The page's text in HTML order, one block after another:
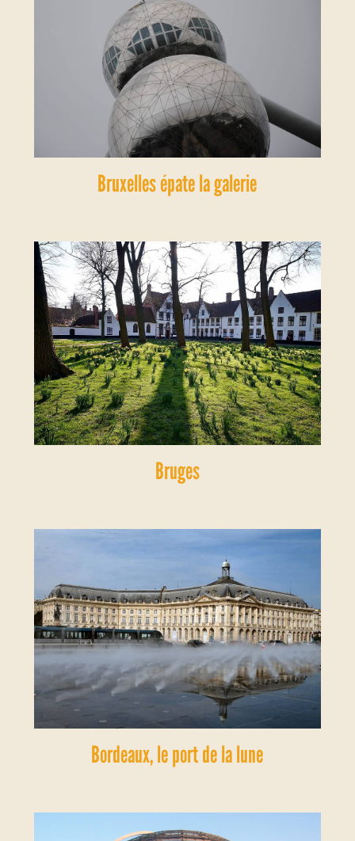
Bruxelles épate la galerie
Bruges
Bordeaux, le port de la lune